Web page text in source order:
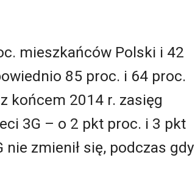
mieszkańców Polski i 42
85 proc. i 64 proc.
końcem 2014 r. zasięg
3G – o 2 pkt proc. i 3 pkt
zmienił się, podczas gdy